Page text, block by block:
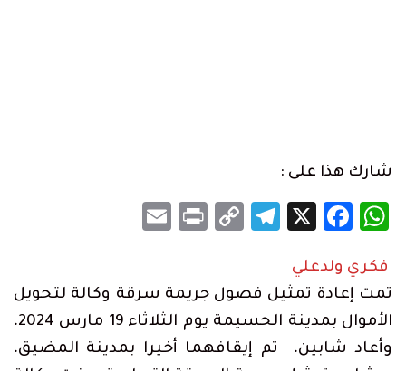
شارك هذا على :
WhatsApp
Facebook
X
Telegram
Copy
Print
فكري ولدعلي
تمت إعادة تمثيل فصول جريمة سرقة وكالة لتحويل
الأموال بمدينة الحسيمة يوم الثلاثاء 19 مارس 2024،
وأعاد شابين، تم إيقافهما أخيرا بمدينة المضيق،